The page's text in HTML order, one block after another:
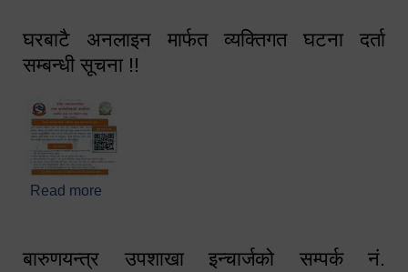
घरबाटै अनलाइन मार्फत व्यक्तिगत घटना दर्ता
सम्बन्धी सूचना !!
Read more
बारुणयन्त्र उपशाखा इन्चार्जको सम्पर्क नं.